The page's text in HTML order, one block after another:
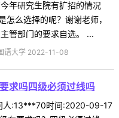
年研究生院有扩招的情况
么选择的呢？谢谢老师，
管部门的要求自选。 ...
语大学 2022-11-08
求吗四级必须过线吗
人:13***70时间:2020-09-17